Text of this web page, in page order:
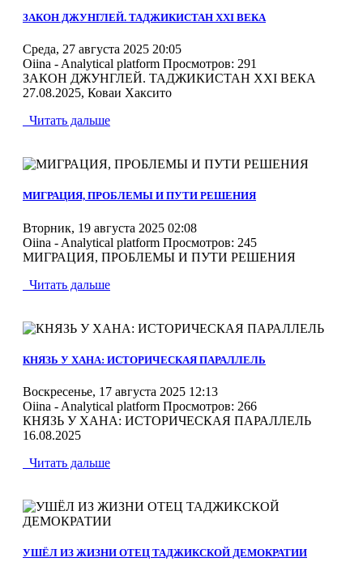
ЗАКОН ДЖУНГЛЕЙ. ТАДЖИКИСТАН XXI ВЕКА
Среда, 27 августа 2025 20:05
Oiina - Analytical platform Просмотров: 291
ЗАКОН ДЖУНГЛЕЙ. ТАДЖИКИСТАН XXI ВЕКА
27.08.2025, Коваи Хаксито
Читать дальше
МИГРАЦИЯ, ПРОБЛЕМЫ И ПУТИ РЕШЕНИЯ
Вторник, 19 августа 2025 02:08
Oiina - Analytical platform Просмотров: 245
МИГРАЦИЯ, ПРОБЛЕМЫ И ПУТИ РЕШЕНИЯ
Читать дальше
КНЯЗЬ У ХАНА: ИСТОРИЧЕСКАЯ ПАРАЛЛЕЛЬ
Воскресенье, 17 августа 2025 12:13
Oiina - Analytical platform Просмотров: 266
КНЯЗЬ У ХАНА: ИСТОРИЧЕСКАЯ ПАРАЛЛЕЛЬ
16.08.2025
Читать дальше
УШЁЛ ИЗ ЖИЗНИ ОТЕЦ ТАДЖИКСКОЙ ДЕМОКРАТИИ